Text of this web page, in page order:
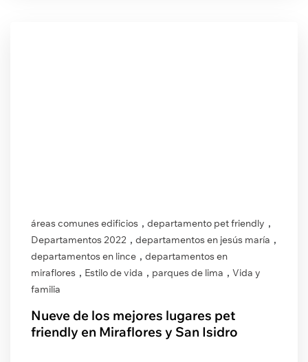
áreas comunes edificios , departamento pet friendly ,
Departamentos 2022 , departamentos en jesús maría ,
departamentos en lince , departamentos en
miraflores , Estilo de vida , parques de lima , Vida y
familia
Nueve de los mejores lugares pet
friendly en Miraflores y San Isidro